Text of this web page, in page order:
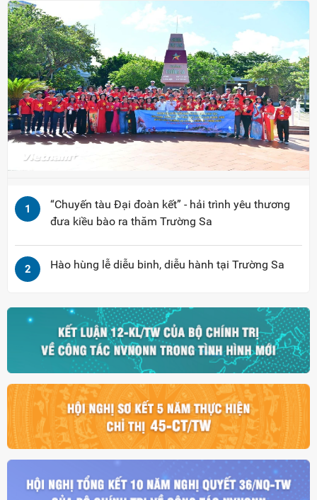
1
“Chuyến tàu Đại đoàn kết” - hải trình yêu thương
đưa kiều bào ra thăm Trường Sa
2 Hào hùng lễ diễu binh, diễu hành tại Trường Sa